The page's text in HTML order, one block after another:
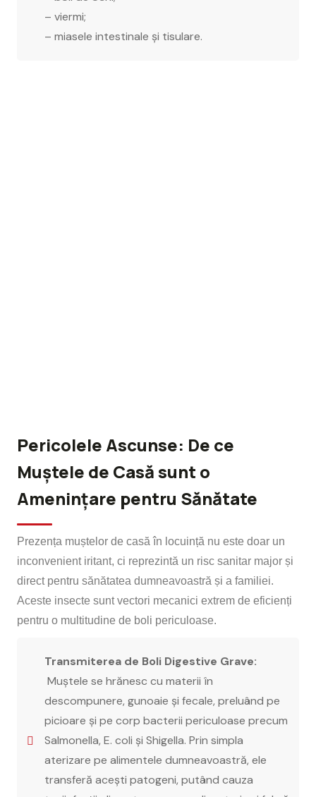
– viermi;
– miasele intestinale și tisulare.
Pericolele Ascunse: De ce
Muștele de Casă sunt o
Amenințare pentru Sănătate
Prezența muștelor de casă în locuință nu este doar un
inconvenient iritant, ci reprezintă un risc sanitar major și
direct pentru sănătatea dumneavoastră și a familiei.
Aceste insecte sunt vectori mecanici extrem de eficienți
pentru o multitudine de boli periculoase.
Transmiterea de Boli Digestive Grave:
Muștele se hrănesc cu materii în
descompunere, gunoaie și fecale, preluând pe
picioare și pe corp bacterii periculoase precum
Salmonella, E. coli și Shigella. Prin simpla
aterizare pe alimentele dumneavoastră, ele
transferă acești patogeni, putând cauza